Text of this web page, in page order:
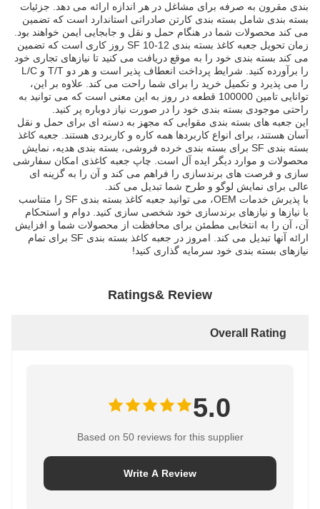
بندی مقرون به صرفه برای مشاغل در هر اندازه ارائه می دهد. جزئیات
بسته بندی شامل بسته بندی کارتن صادراتی استاندارد است که تضمین
می کند محصولات شما در هنگام حمل و نقل و جابجایی ایمن خواهند بود.
زمان تحویل جعبه کاغذ بسته بندی SF 10-12 روز کاری است که تضمین
می کند بسته بندی خود را به موقع دریافت می کنید تا نیازهای تجاری خود
را برآورده کنید. شرایط پرداخت انعطاف پذیر است و هر دو T/T و L/C
را می پذیرد و تکمیل خرید را برای شما راحت می کند. علاوه بر این،
توانایی تامین 100000 قطعه در روز به این معنی است که می توانید به
راحتی موجودی بسته بندی خود را در صورت نیاز دوباره پر کنید.
این جعبه های بسته بندی مقوایی که مجهز به دسته ای برای حمل و نقل
آسان هستند، برای انواع کاربردها همه کاره و کاربردی هستند. جعبه کاغذ
بسته بندی SF برای بسته بندی خرده فروشی، بسته بندی هدیه، نمایش
محصولات و موارد دیگر ایده آل است. چاپ جعبه کاغذی امکان سفارشی
سازی و فرصت های برندسازی را فراهم می کند و آن را به گزینه ای
عالی برای نمایش لوگو و طرح شما تبدیل می کند.
با پذیرش خدمات OEM، می توانید جعبه کاغذ بسته بندی SF را متناسب
با نیازها و نیازهای برندسازی خود شخصی سازی کنید. دوام و استحکام
آن، آن را به انتخابی مطمئن برای محافظت از محصولات شما و افزایش
ارائه آنها تبدیل می کند. امروز در جعبه کاغذ بسته بندی SF برای تمام
نیازهای بسته بندی خود سرمایه گذاری کنید!
Ratings& Review
Overall Rating
5.0
Based on 50 reviews for this supplier
Write A Review